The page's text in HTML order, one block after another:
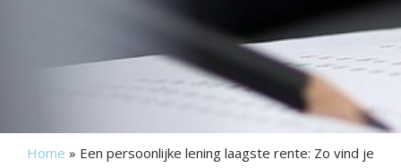
Home » Een persoonlijke lening laagste rente: Zo vind je